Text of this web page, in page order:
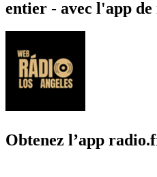
entier - avec l'app
Obtenez l’app